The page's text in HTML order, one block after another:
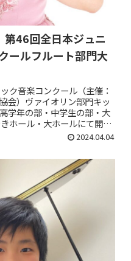
46回全日本ジュニ
ールフルート部門大
ク音楽コンクール（主催：
）ヴァイオリン部門キッ
学年の部・中学生の部・大
ホール・大ホールにて開催
2024.04.04